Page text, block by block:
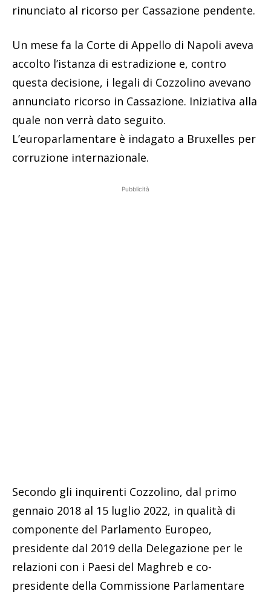
rinunciato al ricorso per Cassazione pendente.
Un mese fa la Corte di Appello di Napoli aveva
accolto l’istanza di estradizione e, contro
questa decisione, i legali di Cozzolino avevano
annunciato ricorso in Cassazione. Iniziativa alla
quale non verrà dato seguito.
L’europarlamentare è indagato a Bruxelles per
corruzione internazionale.
Pubblicità
Secondo gli inquirenti Cozzolino, dal primo
gennaio 2018 al 15 luglio 2022, in qualità di
componente del Parlamento Europeo,
presidente dal 2019 della Delegazione per le
relazioni con i Paesi del Maghreb e co-
presidente della Commissione Parlamentare